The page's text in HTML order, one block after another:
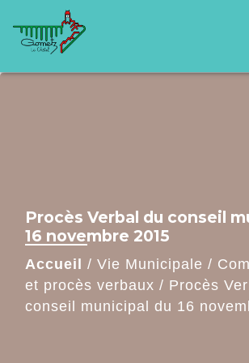
Procès Verbal du conseil
16 novembre 2015
Accueil / Vie Municipale /
et procès verbaux / Procès
conseil municipal du 16